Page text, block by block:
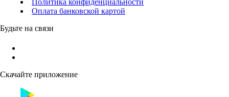
Политика конфиденциальности
Оплата банковской картой
Будьте на связи
Скачайте приложение